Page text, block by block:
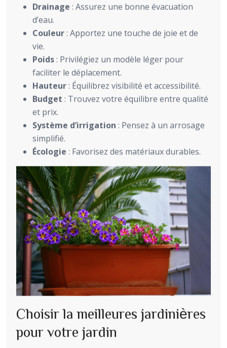
Drainage : Assurez une bonne évacuation
d’eau.
Couleur: Apportez une touche de joie et de
vie.
Poids: Privilégiez un modèle léger pour
faciliter le déplacement.
Hauteur: Équilibrez visibilité et accessibilité.
Budget : Trouvez votre équilibre entre qualité
et prix.
Système d’irrigation : Pensez à un arrosage
simplifié.
Écologie : Favorisez des matériaux durables.
Choisir la meilleures jardinières
pour votre jardin